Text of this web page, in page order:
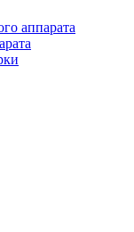
аппарата